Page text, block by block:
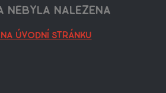
nebyla nalezena
úvodní stránku